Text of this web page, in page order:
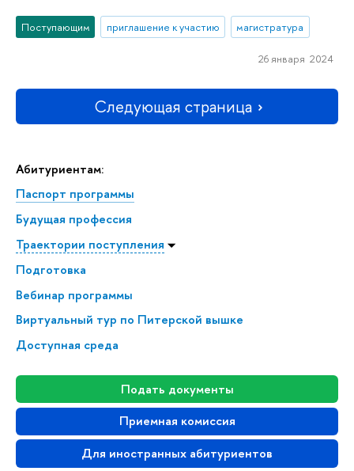
Абитуриентам:
Паспорт программы
Будущая профессия
Траектории поступления
Подготовка
Вебинар программы
Виртуальный тур по Питерской вышке
Доступная среда
Подать документы
Приемная комиссия
Для иностранных абитуриентов
Поступающим приглашение к участию магистратура
26 января 2024
Следующая страница